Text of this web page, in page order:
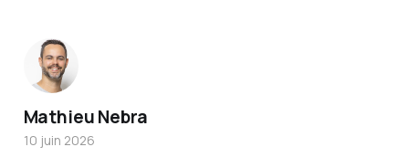
Mathieu Nebra
10 juin 2026